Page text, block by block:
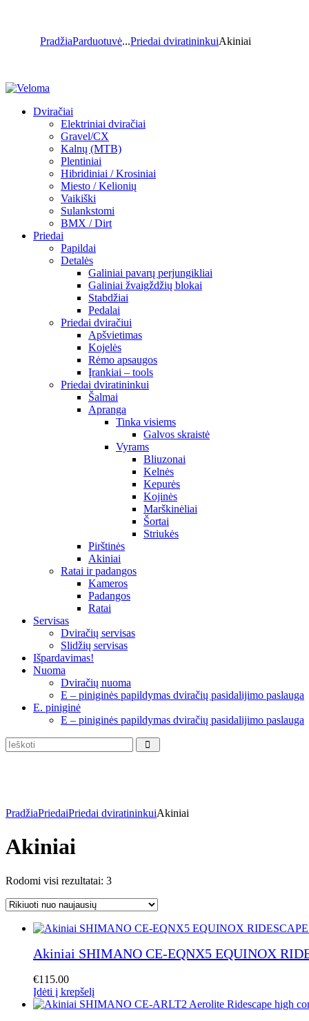
PradžiaParduotuvė...Priedai dviratininkuiAkiniai
Dviračiai
Elektriniai dviračiai
Gravel/CX
Kalnų (MTB)
Plentiniai
Hibridiniai / Krosiniai
Miesto / Kelionių
Vaikiški
Sulankstomi
BMX / Dirt
Priedai
Papildai
Detalės
Galiniai pavarų perjungikliai
Galiniai žvaigždžių blokai
Stabdžiai
Pedalai
Priedai dviračiui
Apšvietimas
Kojelės
Rėmo apsaugos
Įrankiai – tools
Priedai dviratininkui
Šalmai
Apranga
Tinka visiems
Galvos skraistė
Vyrams
Bliuzonai
Kelnės
Kepurės
Kojinės
Marškinėliai
Šortai
Striukės
Pirštinės
Akiniai
Ratai ir padangos
Kameros
Padangos
Ratai
Servisas
Dviračių servisas
Slidžių servisas
Išpardavimas!
Nuoma
Dviračių nuoma
E – piniginės papildymas dviračių pasidalijimo paslauga
E. piniginė
E – piniginės papildymas dviračių pasidalijimo paslauga
PradžiaPriedaiPriedai dviratininkuiAkiniai
Akiniai
Rodomi visi rezultatai: 3Rūšiuojama
naujausią
Akiniai SHIMANO CE-EQNX5 EQUINOX
€115.00
Įdėti į krepšelį